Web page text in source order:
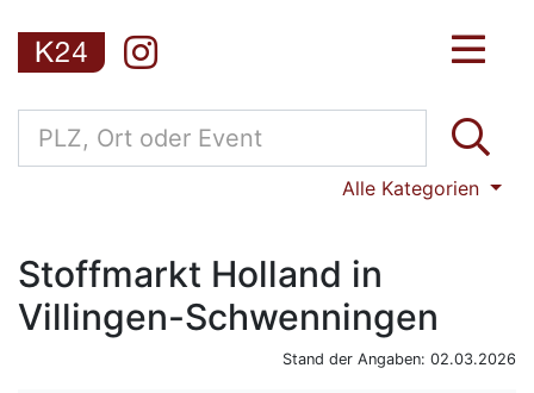
Alle Kategorien
Stoffmarkt Holland in
Villingen-Schwenningen
Stand der Angaben: 02.03.2026